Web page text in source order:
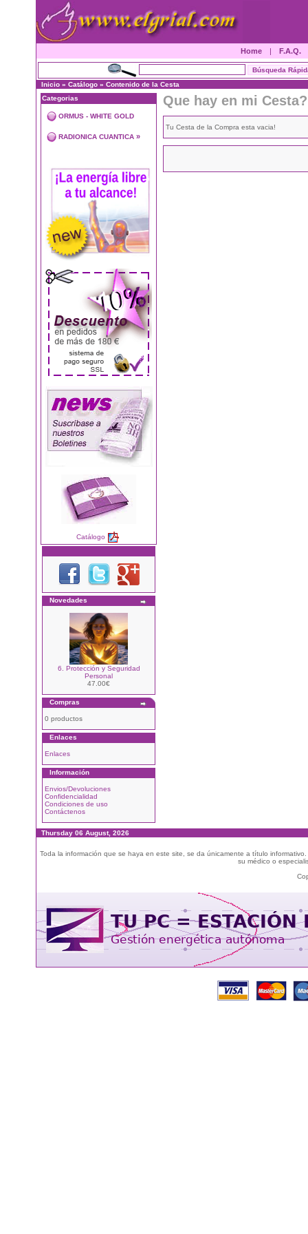
Home | F.A.Q.
Inicio » Catálogo » Contenido de la Cesta
Categorias
ORMUS - WHITE GOLD
RADIONICA CUANTICA »
Catálogo
Novedades
6. Protección y Seguridad
Personal
47.00€
Compras
0 productos
Enlaces
Enlaces
Información
Envios/Devoluciones
Confidencialidad
Condiciones de uso
Contáctenos
Que hay en mi Cesta?
Tu Cesta de la Compra esta vacia!
Thursday 06 August, 2026
Toda la información que se haya en este site, se da únicamente a título
su médico o